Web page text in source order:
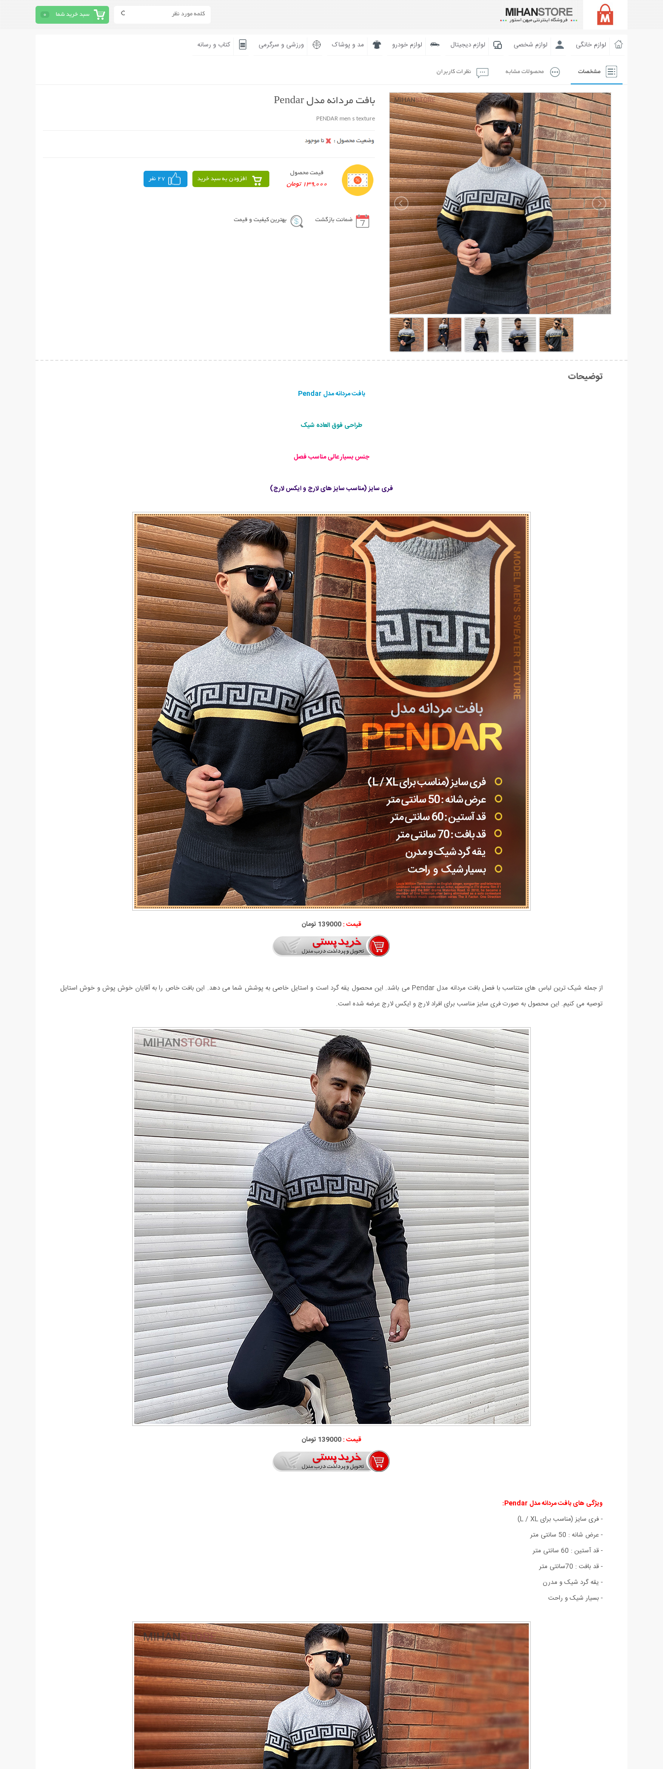
سبد خرید شما 0
لوازم خانگی لوازم شخصی لوازم دیجیتال لوازم خودرو مد و پوشاک ورزشی و سرگرمی کتاب و رسانه
مشخصات محصولات مشابه نظرات کاربران
بافت مردانه مدل Pendar
PENDAR men s texture
قیمت محصول
139,000 تومان
افزودن به سبد خرید 27 نفر
ضمانت بازگشت بهترین کیفیت و قیمت
توضیحات
بافت مردانه مدل Pendar
طراحی فوق العاده شیک
جنس بسیار عالی مناسب فصل
فری سایز (مناسب سایز های لارج و ایکس لارج)
قیمت :139000 تومان
از جمله شیک ترین لباس های متناسب با فصل بافت مردانه مدل Pendar می باشد. این محصول یقه گرد است و استایل خاصی به پوشش شما می دهد.
این بافت خاص را به آقایان خوش پوش و خوش استایل
توصیه می کنیم. این محصول به صورت فری سایز مناسب برای افراد لارج و ایکس لارج عرضه شده است.
قیمت :139000 تومان
ویژگی هایبافت مردانه مدل Pendar
:
- فری سایز (مناسب برای L / XL)
- عرض شانه : 50 سانتی متر
- قد آستین : 60 سانتی متر
- قد بافت : 70سانتی متر
- یقه گرد شیک و مدرن
- بسيار شيک و راحت